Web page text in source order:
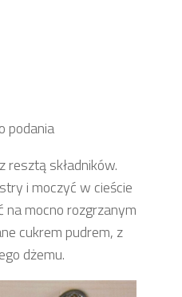
podania
resztą składników.
i moczyć w cieście
na mocno rozgrzanym
cukrem pudrem, z
dżemu.